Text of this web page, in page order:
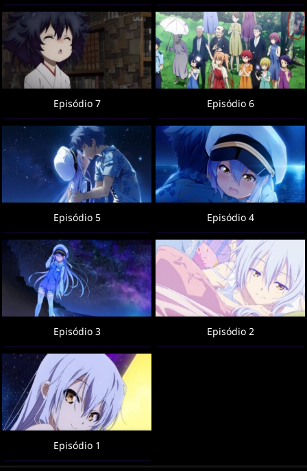
Episódio 7 Episódio 6
Episódio 5 Episódio 4
Episódio 3 Episódio 2
Episódio 1